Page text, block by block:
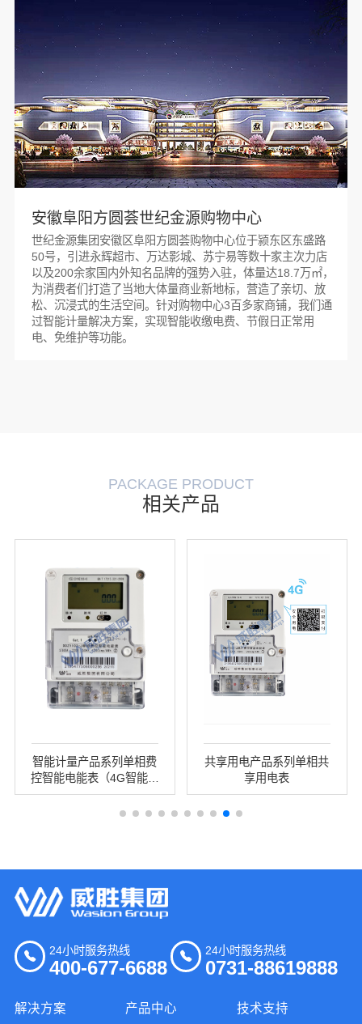
安徽阜阳方圆荟世纪金源购物中心
世纪金源集团安徽区阜阳方圆荟购物中心位于颍东区东盛路
50号，引进永辉超市、万达影城、苏宁易等数十家主次力店
以及200余家国内外知名品牌的强势入驻，体量达18.7万㎡，
为消费者们打造了当地大体量商业新地标，营造了亲切、放
松、沉浸式的生活空间。针对购物中心3百多家商铺，我们通
过智能计量解决方案，实现智能收缴电费、节假日正常用
电、免维护等功能。
PACKAGE PRODUCT
相关产品
智能计量产品系列单相费
控智能电能表（4G智能电
能表）
共享用电产品系列单相共
享用电表
24小时服务热线
400-677-6688
24小时服务热线
0731-88619888
解决方案 产品中心 技术支持